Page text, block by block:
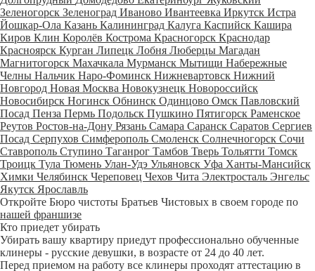
Зеленогорск Зеленоград Иваново Ивантеевка Иркутск Истра
Йошкар-Ола Казань Калининград Калуга Каспийск Кашира
Киров Клин Королёв Кострома Красногорск Краснодар
Красноярск Курган Липецк Лобня Люберцы Магадан
Магнитогорск Махачкала Мурманск Мытищи Набережные
Челны Нальчик Наро-Фоминск Нижневартовск Нижний
Новгород Новая Москва Новокузнецк Новороссийск
Новосибирск Ногинск Обнинск Одинцово Омск Павловский
Посад Пенза Пермь Подольск Пушкино Пятигорск Раменское
Реутов Ростов-на-Дону Рязань Самара Саранск Саратов Сергиев
Посад Серпухов Симферополь Смоленск Солнечногорск Сочи
Ставрополь Ступино Таганрог Тамбов Тверь Тольятти Томск
Троицк Тула Тюмень Улан-Удэ Ульяновск Уфа Ханты-Мансийск
Химки Челябинск Череповец Чехов Чита Электросталь Энгельс
Якутск Ярославль
Откройте Бюро чистоты Братьев Чистовых в своем городе по
нашей франшизе
Кто приедет убирать
Убирать вашу квартиру приедут профессионально обученные
клинеры - русские девушки, в возрасте от 24 до 40 лет.
Перед приемом на работу все клинеры проходят аттестацию в